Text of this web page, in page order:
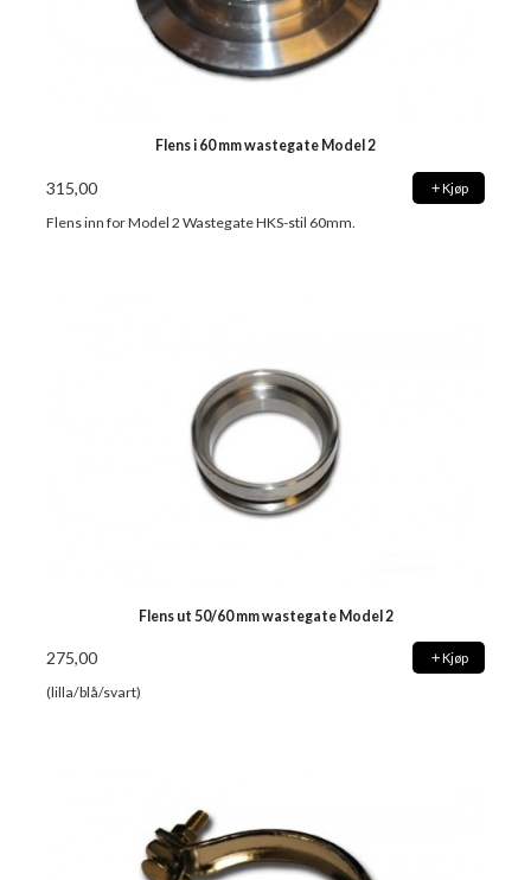
Flens i 60 mm wastegate Model 2
315,00 Kjøp
Flens inn for Model 2 Wastegate HKS-stil 60mm.
Flens ut 50/60 mm wastegate Model 2
275,00 Kjøp
(lilla/blå/svart)